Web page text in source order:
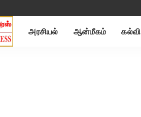
அரசியல் ஆன்மீகம் கல்வி